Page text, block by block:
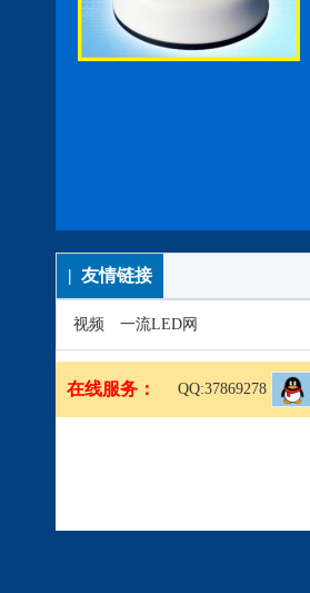
| 友情链接
视频 一流LED网
在线服务： QQ:37869278